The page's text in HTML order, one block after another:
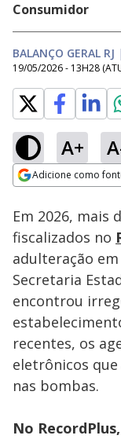
Consumidor
BALANÇO GERAL RJ |
19/05/2026 - 13H28
A+
Adicione como
Ativar
Loaded
32.39%
Em 2026, mais
fiscalizados no
adulteração
Secretaria
encontrou
recentes, os
eletrônicos
nas bombas.
No